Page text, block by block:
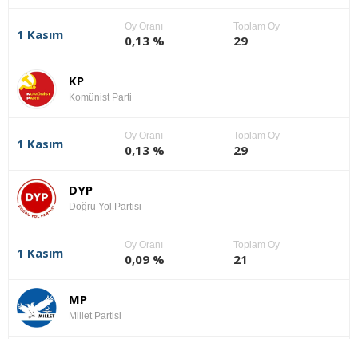
1 Kasım
Oy Oranı
0,13 %
Toplam Oy
29
KP
Komünist Parti
1 Kasım
Oy Oranı
0,13 %
Toplam Oy
29
DYP
Doğru Yol Partisi
1 Kasım
Oy Oranı
0,09 %
Toplam Oy
21
MP
Millet Partisi